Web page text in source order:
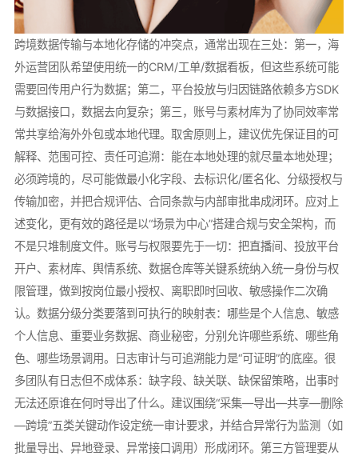
跨境数据传输与本地化存储的冲突点，通常出现在三处：第一，海
外运营团队希望使用统一的CRM/工单/数据看板，但这些系统可能
需要回传用户行为数据；第二，平台投放与归因链路依赖多方SDK
与数据接口，数据去向复杂；第三，账号与素材库为了协同效率常
常共享给海外外包或本地代理。取舍原则上，建议优先保证目的可
解释、范围可控、责任可追溯：能在本地处理的就尽量本地处理；
必须跨境的，尽可能做最小化字段、去标识化/匿名化、分级授权与
传输加密，并把合规评估、合同条款与内部审批串成闭环。应对上
述变化，更有效的路径是以“场景为中心”搭建合规与安全架构，而
不是只堆制度文件。账号与权限要先于一切：把直播间、投放平台
开户、素材库、舆情系统、数据仓库等关键系统纳入统一身份与权
限管理，做到按岗位最小授权、离职即时回收、敏感操作二次确
认。数据分级分类要落到可执行的映射表：哪些是个人信息、敏感
个人信息、重要业务数据、商业秘密，分别允许哪些系统、哪些角
色、哪些场景调用。日志审计与可追溯能力是“可证明”的底座。很
多团队有日志但不成体系：缺字段、缺关联、缺保留策略，出事时
无法还原谁在何时导出了什么。建议围绕“采集—导出—共享—删除
—跨境”五类关键动作设定统一审计要求，并结合异常行为监测（如
批量导出、异地登录、异常接口调用）形成闭环。第三方管理要从